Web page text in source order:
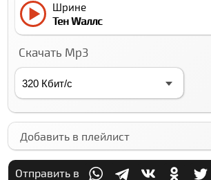
Шрине
Тен Wаллс
Скачать Mp3
Добавить в плейлист
Отправить в